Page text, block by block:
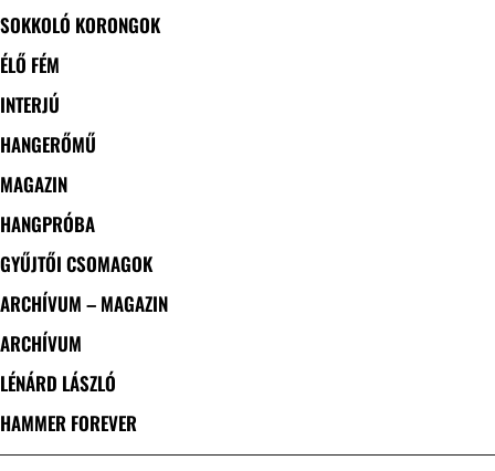
SOKKOLÓ KORONGOK
ÉLŐ FÉM
INTERJÚ
HANGERŐMŰ
MAGAZIN
HANGPRÓBA
GYŰJTŐI CSOMAGOK
ARCHÍVUM – MAGAZIN
ARCHÍVUM
LÉNÁRD LÁSZLÓ
HAMMER FOREVER